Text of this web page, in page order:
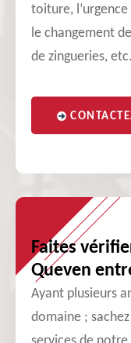
toiture,
le changement
de zingueries, etc.
Faites
Queven
Ayant plusieurs
domaine ;